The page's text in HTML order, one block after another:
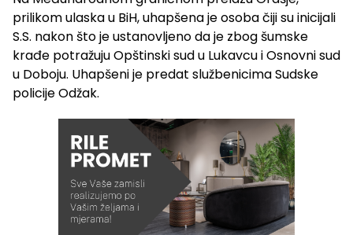
prilikom ulaska u BiH, uhapšena je osoba čiji su inicijali
S.S. nakon što je ustanovljeno da je zbog šumske
krađe potražuju Opštinski sud u Lukavcu i Osnovni sud
u Doboju. Uhapšeni je predat službenicima Sudske
policije Odžak.